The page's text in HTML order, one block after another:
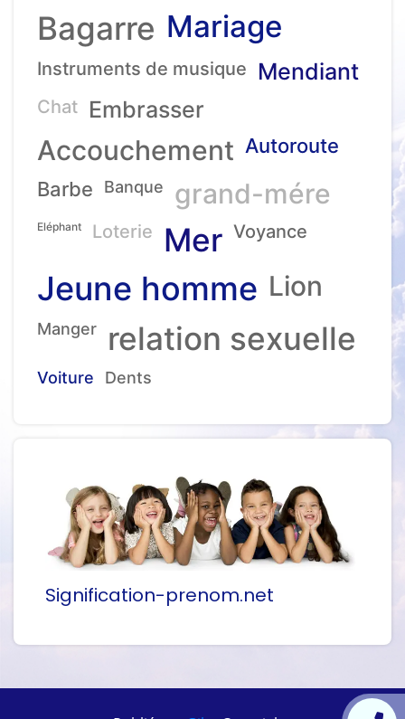
Bagarre Mariage
Instruments de musique Mendiant
Chat Embrasser
Accouchement Autoroute
Barbe
Banque grand-mére
Eléphant Loterie Mer Voyance
Jeune homme Lion
Manger relation sexuelle
Voiture Dents
Signification-prenom.net